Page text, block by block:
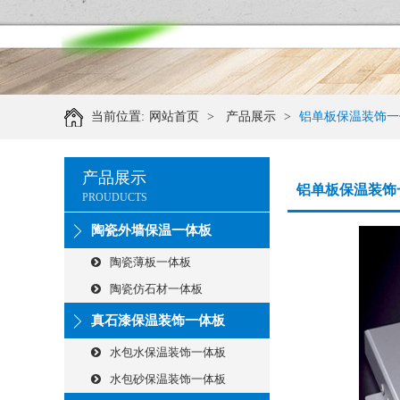
当前位置: 网站首页 > 产品展示 > 铝单板保温装饰
产品展示
PROUDUCTS
陶瓷外墙保温一体板
陶瓷薄板一体板
陶瓷仿石材一体板
真石漆保温装饰一体板
水包水保温装饰一体板
水包砂保温装饰一体板
铝单板保温装饰